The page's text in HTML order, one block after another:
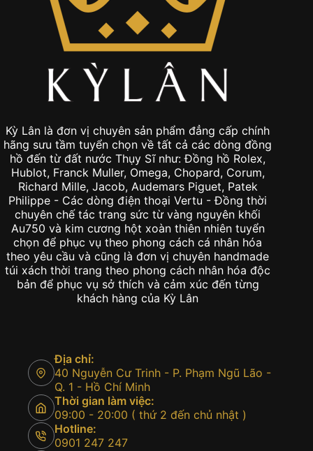
Kỳ Lân là đơn vị chuyên sản phẩm đẳng cấp chính
hãng sưu tầm tuyển chọn về tất cả các dòng đồng
hồ đến từ đất nước Thụy Sĩ như: Đồng hồ Rolex,
Hublot, Franck Muller, Omega, Chopard, Corum,
Richard Mille, Jacob, Audemars Piguet, Patek
Philippe - Các dòng điện thoại Vertu - Đồng thời
chuyên chế tác trang sức từ vàng nguyên khối
Au750 và kim cương hột xoàn thiên nhiên tuyển
bản để phục vụ sở thích và cảm xúc đến từng
khách hàng của Kỳ Lân
Địa chỉ: